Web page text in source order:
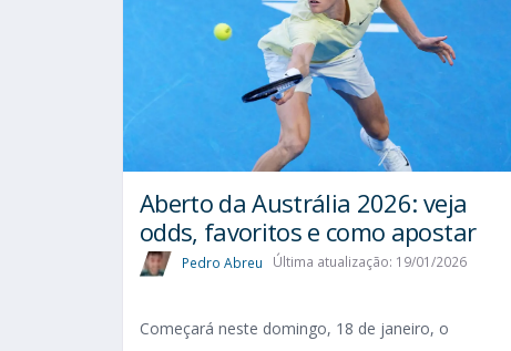
Aberto da Austrália 2026: veja
odds, favoritos e como apostar
Pedro Abreu Última atualização: 19/01/2026
Começará neste domingo, 18 de janeiro, o